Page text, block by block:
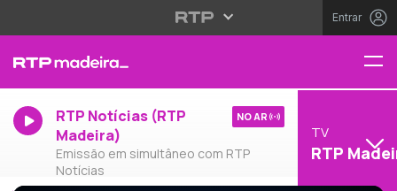
Entrar
RTP Notícias (RTP
Madeira)
Emissão em simultâneo com RTP
Notícias
NO AR
TV
RTP